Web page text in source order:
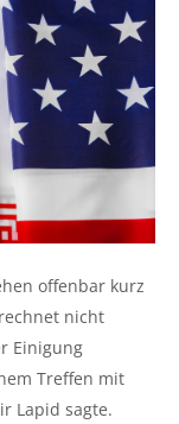
offenbar kurz
nicht
Einigung
Treffen mit
Lapid sagte.